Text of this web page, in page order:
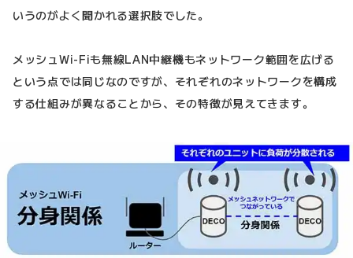
いうのがよく聞かれる選択肢でした。
メッシュWi-Fiも無線LAN中継機もネットワーク範囲を広げる
という点では同じなのですが、それぞれのネットワークを構成
する仕組みが異なることから、その特徴が見えてきます。